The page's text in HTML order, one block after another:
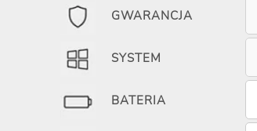
GWARANCJA
SYSTEM
BATERIA